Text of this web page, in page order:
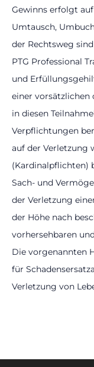
Gewinns erfolgt
Umtausch,
der Rechtsweg
PTG Professional
und
einer vorsätzlichen
in diesen
Verpflichtungen
auf der Verletzung
(Kardinalpflichten)
Sach- und
der Verletzung
der Höhe nach
vorhersehbaren
Die vorgenannten
für
Verletzung von